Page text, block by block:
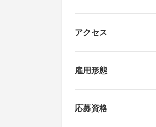
アクセス
雇用形態
応募資格